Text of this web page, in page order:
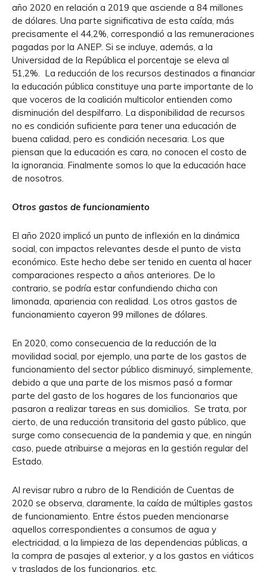
año 2020 en relación a 2019 que asciende a 84 millones
de dólares. Una parte significativa de esta caída, más
precisamente el 44,2%, correspondió a las remuneraciones
pagadas por la ANEP. Si se incluye, además, a la
Universidad de la República el porcentaje se eleva al
51,2%. La reducción de los recursos destinados a financiar
la educación pública constituye una parte importante de lo
que voceros de la coalición multicolor entienden como
disminución del despilfarro. La disponibilidad de recursos
no es condición suficiente para tener una educación de
buena calidad, pero es condición necesaria. Los que
piensan que la educación es cara, no conocen el costo de
la ignorancia. Finalmente somos lo que la educación hace
de nosotros.
Otros gastos de funcionamiento
El año 2020 implicó un punto de inflexión en la dinámica
social, con impactos relevantes desde el punto de vista
económico. Este hecho debe ser tenido en cuenta al hacer
comparaciones respecto a años anteriores. De lo
contrario, se podría estar confundiendo chicha con
limonada, apariencia con realidad. Los otros gastos de
funcionamiento cayeron 99 millones de dólares.
En 2020, como consecuencia de la reducción de la
movilidad social, por ejemplo, una parte de los gastos de
funcionamiento del sector público disminuyó, simplemente,
debido a que una parte de los mismos pasó a formar
parte del gasto de los hogares de los funcionarios que
pasaron a realizar tareas en sus domicilios. Se trata, por
cierto, de una reducción transitoria del gasto público, que
surge como consecuencia de la pandemia y que, en ningún
caso, puede atribuirse a mejoras en la gestión regular del
Estado.
Al revisar rubro a rubro de la Rendición de Cuentas de
2020 se observa, claramente, la caída de múltiples gastos
de funcionamiento. Entre éstos pueden mencionarse
aquellos correspondientes a consumos de agua y
electricidad, a la limpieza de las dependencias públicas, a
la compra de pasajes al exterior, y a los gastos en viáticos
y traslados de los funcionarios, etc.